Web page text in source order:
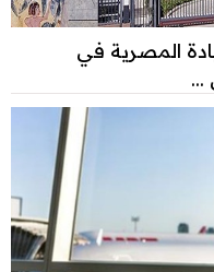
المصرية في
...